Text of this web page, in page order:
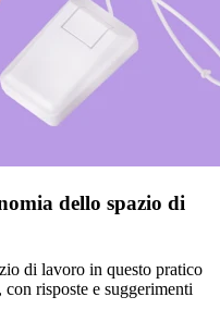
dello spazio di
di lavoro in questo pratico
risposte e suggerimenti